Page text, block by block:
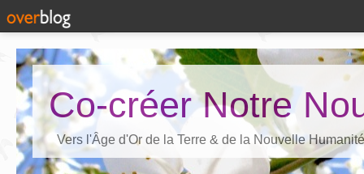
Co-créer Notre
Vers l'Âge d'Or de la Terre & de la Nouvelle Humanité